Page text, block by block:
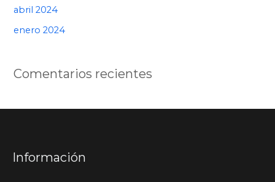
abril 2024
enero 2024
Comentarios recientes
Información